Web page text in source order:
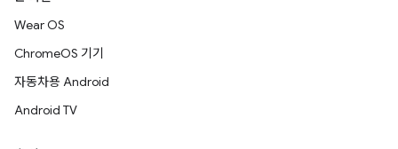
Wear OS
ChromeOS 기기
자동차용 Android
Android TV